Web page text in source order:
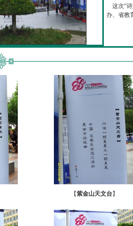
这次“诗
办、省教
【紫金山天文台】